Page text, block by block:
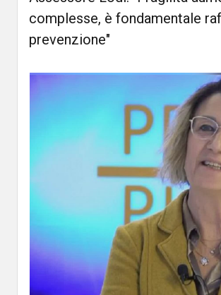
complesse, è fondamentale
prevenzione"